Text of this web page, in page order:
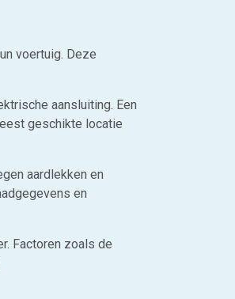
voertuig. Deze
aansluiting. Een
geschikte locatie
aardlekken en
en
Factoren zoals de